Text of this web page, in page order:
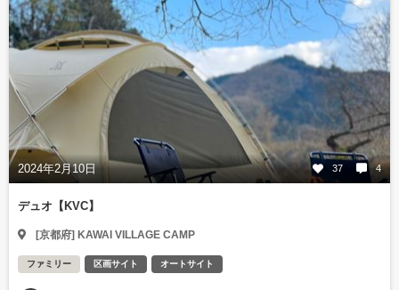
2024年2月10日 37 4
デュオ【KVC】
[京都府] KAWAI VILLAGE CAMP
ファミリー 区画サイト オートサイト